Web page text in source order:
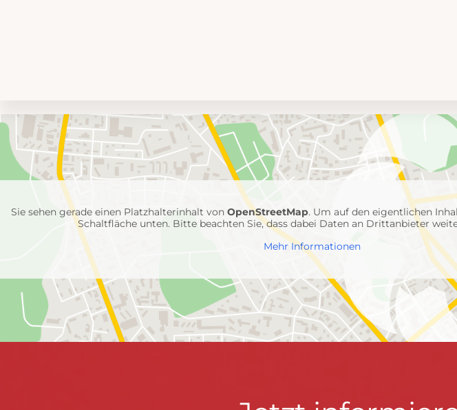
Umgebungskarte
mit
Feuerwehr-
Einheiten
Sie sehen gerade einen Platzhalterinhalt vonOpenStreetMap. Um auf den eigentlichen
Schaltfläche unten. Bitte beachten Sie, dass dabei Daten an Drittanbieter
Mehr Informationen